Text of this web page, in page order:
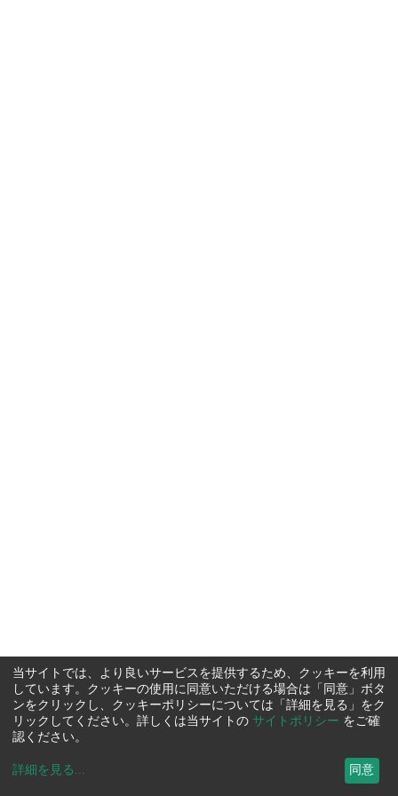
当サイトでは、より良いサービスを提供するため、クッキーを利用
しています。クッキーの使用に同意いただける場合は「同意」ボタ
ンをクリックし、クッキーポリシーについては「詳細を見る」をク
リックしてください。詳しくは当サイトの サイトポリシー をご確
認ください。
詳細を見る ... 同意